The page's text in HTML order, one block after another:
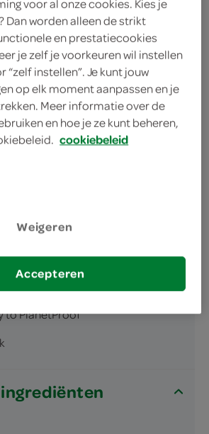
zijn niet zichtbaar bij de
worden wél automatisch
to PlanetProof
ingrediënten
voor al onze cookies. Kies je
Dan worden alleen de strikt
en prestatiecookies
je zelf je voorkeuren wil instellen
“zelf instellen”. Je kunt jouw
op elk moment aanpassen en je
Meer informatie over de
en hoe je ze kunt beheren,
cookiebeleid
Weigeren
Accepteren